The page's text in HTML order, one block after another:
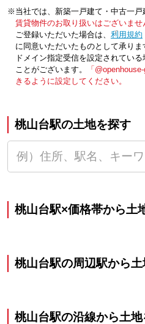
※当社では、新築一戸建て・中古一戸
賃貸物件のお取り扱いはございませ
ご登録いただいた場合は、「利用規約
に同意いただいたものとして承りま
ドメイン指定受信を設定されてい
ことがございます。
「
きるように設定してください。
桃山台駅の土地を探す
桃山台駅×価格帯から土
桃山台駅の周辺駅から
桃山台駅の沿線から土